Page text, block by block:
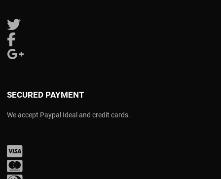
Follow us on Twitter
SECURED PAYMENT
We accept Paypal Ideal and credit cards.
Visa
Mastercard